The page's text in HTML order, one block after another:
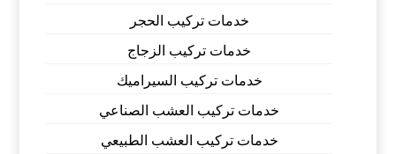
خدمات تركيب الحجر
خدمات تركيب الزجاج
خدمات تركيب السيراميك
خدمات تركيب العشب الصناعي
خدمات تركيب العشب الطبيعي